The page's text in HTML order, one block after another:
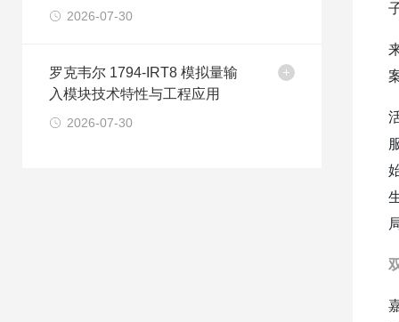
2026-07-30
罗克韦尔 1794-IRT8 模拟量输
入模块技术特性与工程应用
2026-07-30